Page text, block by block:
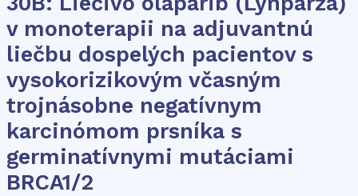
v monoterapii na adjuvantnú
liečbu dospelých pacientov s
vysokorizikovým včasným
trojnásobne negatívnym
karcinómom prsníka s
germinatívnymi mutáciami
BRCA1/2